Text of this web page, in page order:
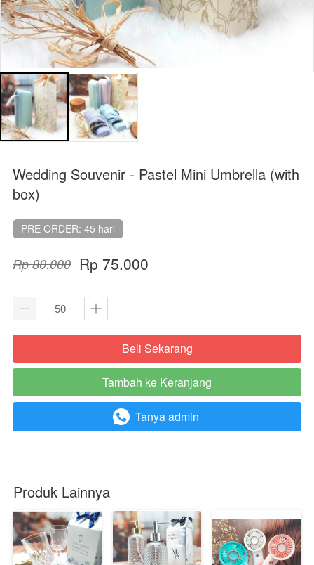
Wedding Souvenir - Pastel Mini Umbrella (with
box)
PRE ORDER: 45 hari
Rp 80.000 Rp 75.000
`Beli Sekarang
`
Tambah ke Keranjang
` Tanya admin
Produk Lainnya